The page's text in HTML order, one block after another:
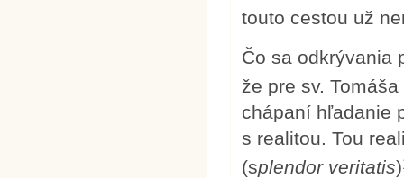
touto cestou už
Čo sa odkrývania
že pre sv.
chápaní hľadanie
s realitou. Tou
(splendor veritatis)